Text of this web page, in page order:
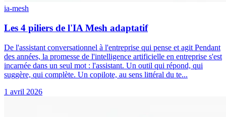
ia-mesh
Les 4 piliers de l'IA Mesh adaptatif
De l'assistant conversationnel à l'entreprise qui pense et agit Pendant
des années, la promesse de l'intelligence artificielle en entreprise s'est
incarnée dans un seul mot : l'assistant. Un outil qui répond, qui
suggère, qui complète. Un copilote, au sens littéral du te...
1 avril 2026